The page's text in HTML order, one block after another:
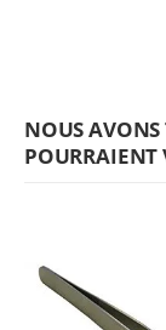
NOUS AVONS
POURRAIENT